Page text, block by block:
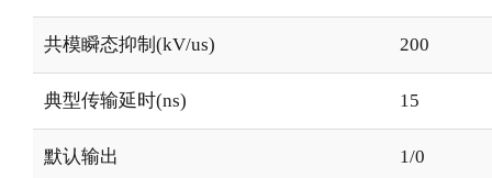
共模瞬态抑制(kV/us) 200
典型传输延时(ns) 15
默认输出 1/0